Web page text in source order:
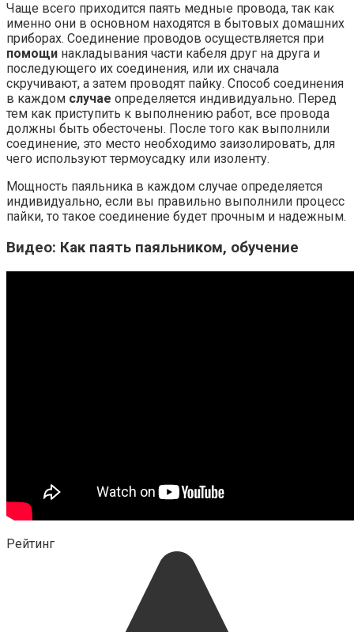
Чаще всего приходится паять медные провода, так как
именно они в основном находятся в бытовых домашних
приборах. Соединение проводов осуществляется при
помощи накладывания части кабеля друг на друга и
последующего их соединения, или их сначала
скручивают, а затем проводят пайку. Способ соединения
в каждом случае определяется индивидуально. Перед
тем как приступить к выполнению работ, все провода
должны быть обесточены. После того как выполнили
соединение, это место необходимо заизолировать, для
чего используют термоусадку или изоленту.
Мощность паяльника в каждом случае определяется
индивидуально, если вы правильно выполнили процесс
пайки, то такое соединение будет прочным и надежным.
Видео: Как паять паяльником, обучение
Рейтинг